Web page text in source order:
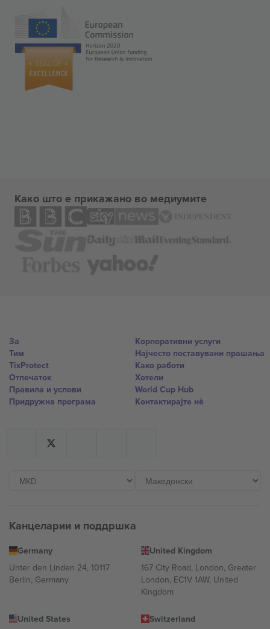
Како што е прикажано во медиумите
За
Тим
TixProtect
Отпечаток
Правила и услови
Придружна програма
Корпоративни услуги
Најчесто поставувани прашања
Како работи
Хотели
World Cup Hub
Контактирајте нѐ
Канцеларии и поддршка
Germany
Unter den Linden 24, 10117
Berlin, Germany
United Kingdom
167 City Road, London, Greater
London, EC1V 1AW, United
Kingdom
United States Switzerland